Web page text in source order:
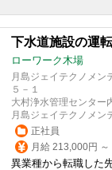
下水道施設の運
ローワーク木場
月島ジェイテクノメ
５－１
大村浄水管理センター
月島ジェイテクノメ
正社員
月給 213,000円
異業種から転職した